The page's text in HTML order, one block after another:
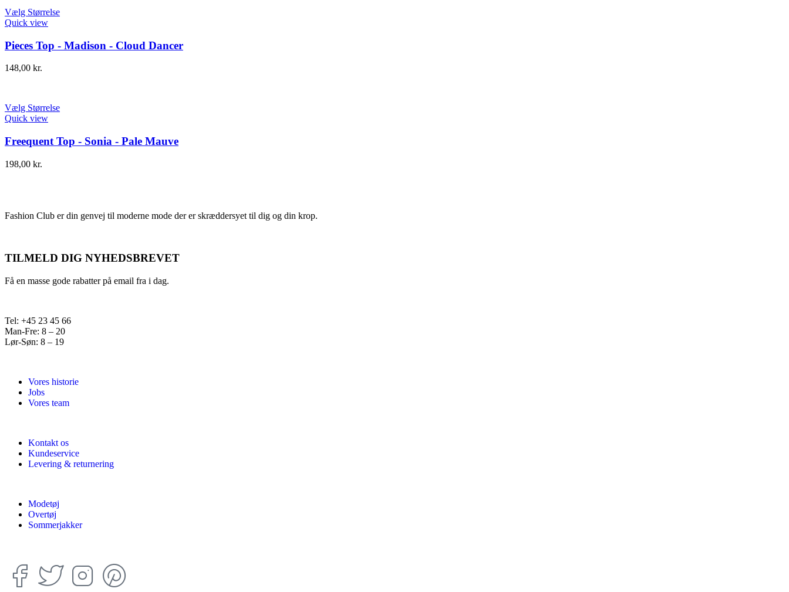
Vælg Størrelse
Quick view
Pieces Top - Madison - Cloud Dancer
148,00 kr.
Vælg Størrelse
Quick view
Freequent Top - Sonia - Pale Mauve
198,00 kr.
Fashion Club er din genvej til moderne mode der er skræddersyet til dig og din krop.
TILMELD DIG NYHEDSBREVET
Få en masse gode rabatter på email fra i dag.
Tel: +45 23 45 66
Man-Fre: 8 – 20
Lør-Søn: 8 – 19
Vores historie
Jobs
Vores team
Kontakt os
Kundeservice
Levering & returnering
Modetøj
Overtøj
Sommerjakker